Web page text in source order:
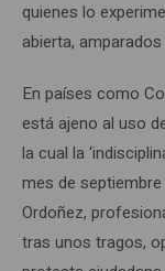
quienes lo
abierta,
En países como
está ajeno al uso
la cual la
mes de
Ordoñez,
tras unos tragos,